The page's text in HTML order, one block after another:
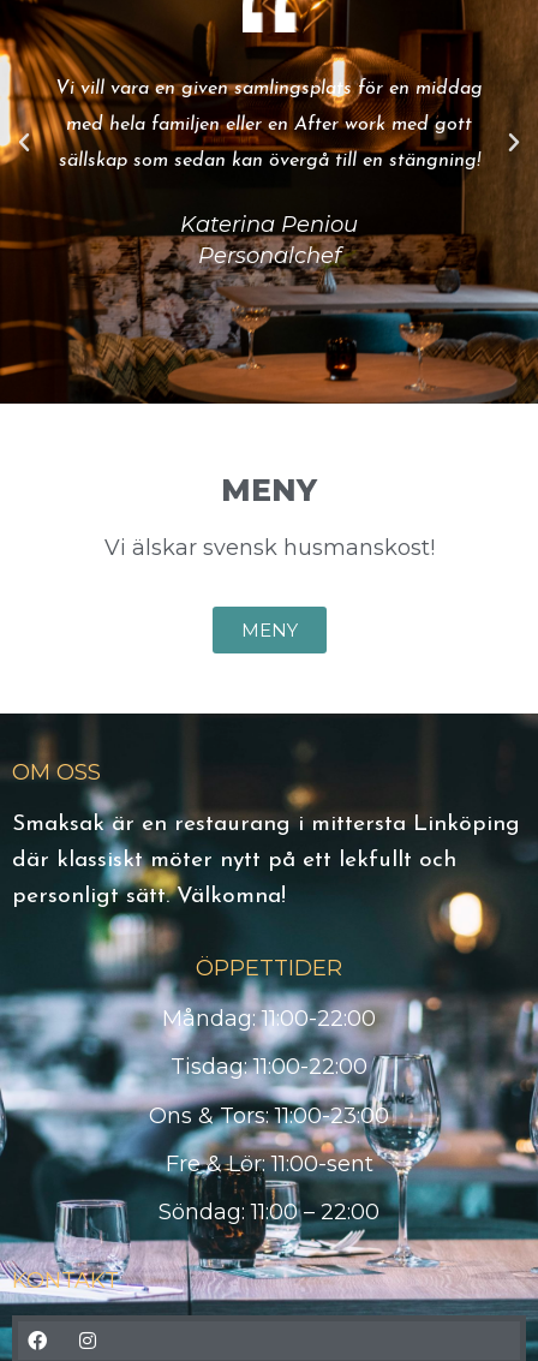
Vi vill vara en given samlingsplats för en middag
med hela familjen eller en After work med gott
sällskap som sedan kan övergå till en stängning!
Katerina Peniou
Personalchef
MENY
Vi älskar svensk husmanskost!
MENY
OM OSS
Smaksak är en restaurang i mittersta Linköping
där klassiskt möter nytt på ett lekfullt och
personligt sätt. Välkomna!
ÖPPETTIDER
Måndag: 11:00-22:00
Tisdag: 11:00-22:00
Ons & Tors: 11:00-23:00
Fre & Lör: 11:00-sent
Söndag: 11:00 – 22:00
KONTAKT